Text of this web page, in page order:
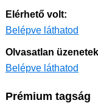
Elérhető volt:
Belépve láthatod
Olvasatlan
Belépve láthatod
Prémium tagság